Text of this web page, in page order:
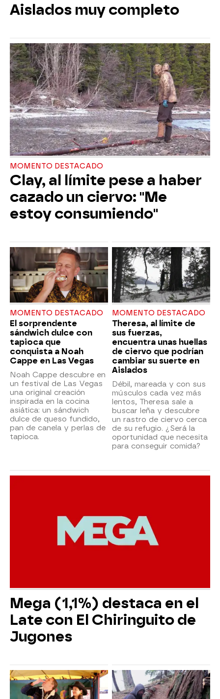
Aislados muy completo
MOMENTO DESTACADO
Clay, al límite pese a haber
cazado un ciervo: "Me
estoy consumiendo"
MOMENTO DESTACADO
El sorprendente
sándwich dulce con
tapioca que
conquista a Noah
Cappe en Las Vegas
Noah Cappe descubre en
un festival de Las Vegas
una original creación
inspirada en la cocina
asiática: un sándwich
dulce de queso fundido,
pan de canela y perlas de
tapioca.
MOMENTO DESTACADO
Theresa, al límite de
sus fuerzas,
encuentra unas huellas
de ciervo que podrían
cambiar su suerte en
Aislados
Débil, mareada y con sus
músculos cada vez más
lentos, Theresa sale a
buscar leña y descubre
un rastro de ciervo cerca
de su refugio. ¿Será la
oportunidad que necesita
para conseguir comida?
Mega (1,1%) destaca en el
Late con El Chiringuito de
Jugones